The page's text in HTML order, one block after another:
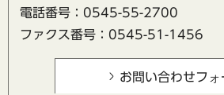
電話番号：0545-55-2700
ファクス番号：0545-51-1456